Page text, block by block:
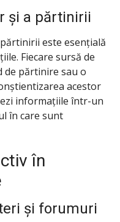
și a părtinirii
este esențială
Fiecare sursă de
de părtinire sau o
acestor
informațiile într-un
în care sunt
în
și forumuri